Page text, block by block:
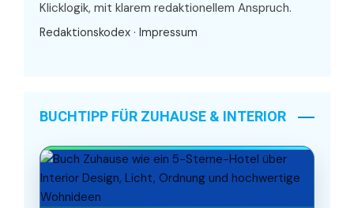
Klicklogik, mit klarem redaktionellem Anspruch.
Redaktionskodex · Impressum
BUCHTIPP FÜR ZUHAUSE & INTERIOR